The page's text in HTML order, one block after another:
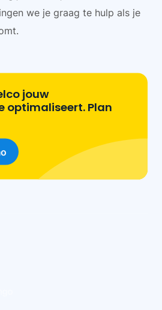
we je graag te hulp als je
jouw
optimaliseert. Plan